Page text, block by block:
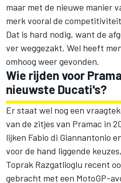
maar met de nieuwe manier
merk vooral de
Dat is hard nodig, want de
ver weggezakt. Wel heeft
omhoog weer gevonden.
Wie rijden voor
nieuwste Ducati's?
Er staat wel nog een
van de zitjes van Pramac in
lijken Fabio di Giannantonio
voor de hand liggende
Toprak Razgatlioglu recent
gebracht met een MotoGP-